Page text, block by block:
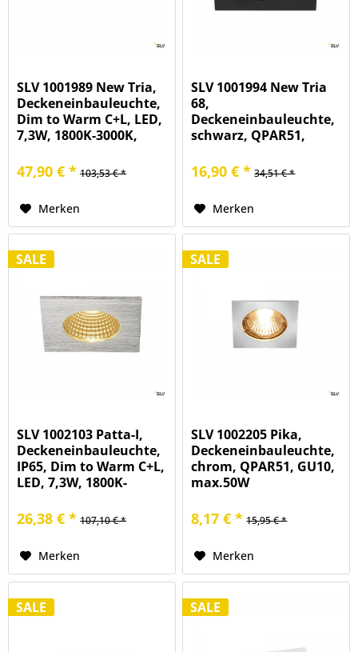
SLV 1001989 New Tria,
Deckeneinbauleuchte,
Dim to Warm C+L, LED,
7,3W, 1800K-3000K,
47,90 € * 103,53 € *
Merken
SLV 1001994 New Tria
68,
Deckeneinbauleuchte,
schwarz, QPAR51,
16,90 € * 34,51 € *
Merken
SALE
SLV 1002103 Patta-I,
Deckeneinbauleuchte,
IP65, Dim to Warm C+L,
LED, 7,3W, 1800K-
26,38 € * 107,10 € *
Merken
SALE
SLV 1002205 Pika,
Deckeneinbauleuchte,
chrom, QPAR51, GU10,
max.50W
8,17 € * 15,95 € *
Merken
SALE SALE